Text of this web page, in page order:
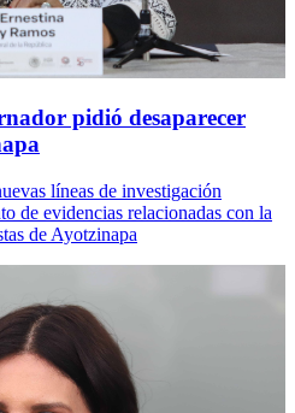
pidió desaparecer
líneas de investigación
de evidencias relacionadas con la
de Ayotzinapa